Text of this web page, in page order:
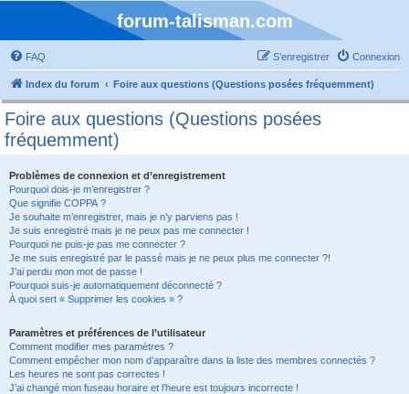
forum-talisman.com
FAQ Connexion
S’enregistrer
Index du forum Foire aux questions (Questions posées fréquemment)
Foire aux questions (Questions posées
fréquemment)
Problèmes de connexion et d’enregistrement
Pourquoi dois-je m’enregistrer ?
Que signifie COPPA ?
Je souhaite m’enregistrer, mais je n’y parviens pas !
Je suis enregistré mais je ne peux pas me connecter !
Pourquoi ne puis-je pas me connecter ?
Je me suis enregistré par le passé mais je ne peux plus me connecter ?!
J’ai perdu mon mot de passe !
Pourquoi suis-je automatiquement déconnecté ?
À quoi sert « Supprimer les cookies » ?
Paramètres et préférences de l’utilisateur
Comment modifier mes paramètres ?
Comment empêcher mon nom d’apparaître dans la liste des membres connectés ?
Les heures ne sont pas correctes !
J’ai changé mon fuseau horaire et l’heure est toujours incorrecte !